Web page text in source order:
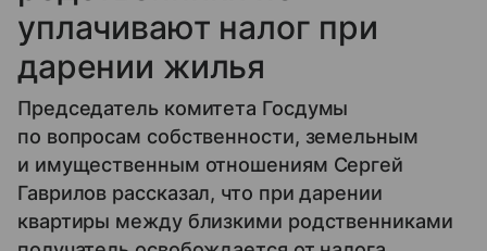
уплачивают налог при
дарении жилья
Председатель комитета Госдумы
по вопросам собственности, земельным
и имущественным отношениям Сергей
Гаврилов рассказал, что при дарении
квартиры между близкими родственниками